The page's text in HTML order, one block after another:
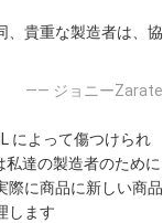
、貴重な製造者は、協
—— ジョニーZarate
によって傷つけられ
私達の製造者のために
際に商品に新しい商品
します